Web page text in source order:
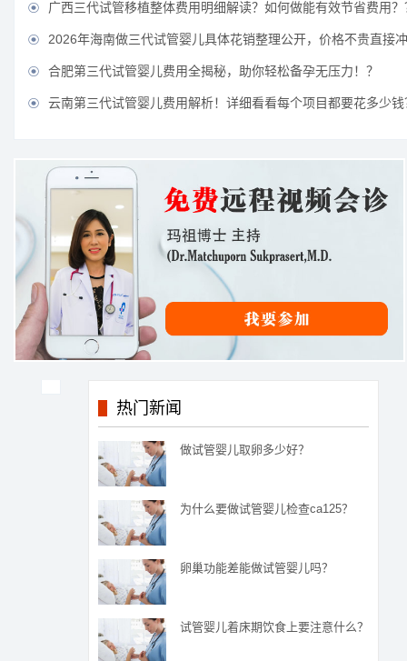
 广西三代试管移植整体费用明细解读？如何做能有效节省费用？
 2026年海南做三代试管婴儿具体花销整理公开，价格不贵直接
 合肥第三代试管婴儿费用全揭秘，助你轻松备孕无压力！？
 云南第三代试管婴儿费用解析！详细看看每个项目都要花多少钱
热门新闻
做试管婴儿取卵多少好？
为什么要做试管婴儿检查ca125？
卵巢功能差能做试管婴儿吗？
试管婴儿着床期饮食上要注意什么？